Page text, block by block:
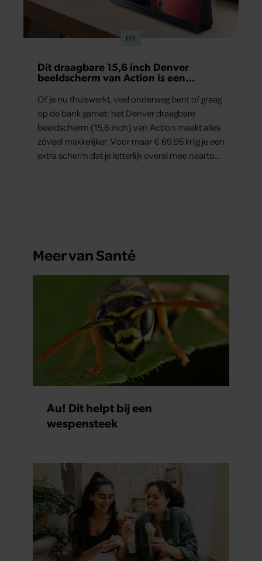
FIT
Dit draagbare 15,6 inch Denver
beeldscherm van Action is een
binge-watchers
Of je nu thuiswerkt, veel onderweg bent of graag
op de bank gamet: het Denver draagbare
beeldscherm (15,6 inch) van Action maakt alles
zóveel makkelijker. Voor maar € 69,95 krijg je een
extra scherm dat je letterlijk overal mee naartoe
Meer van Santé
Au! Dit helpt bij een
wespensteek